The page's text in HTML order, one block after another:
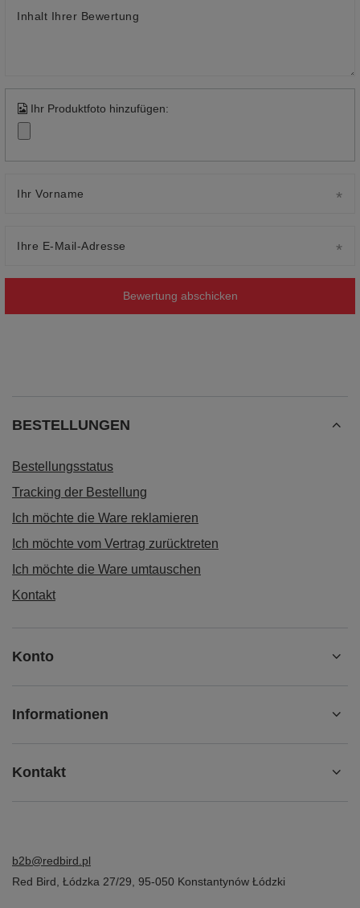
Inhalt Ihrer Bewertung
Ihr Produktfoto hinzufügen:
Ihr Vorname
Ihre E-Mail-Adresse
Bewertung abschicken
BESTELLUNGEN
Bestellungsstatus
Tracking der Bestellung
Ich möchte die Ware reklamieren
Ich möchte vom Vertrag zurücktreten
Ich möchte die Ware umtauschen
Kontakt
Konto
Informationen
Kontakt
b2b@redbird.pl
Red Bird Łódzka 27/29 95-050 Konstantynów Łódzki